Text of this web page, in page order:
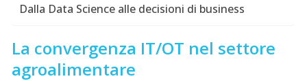
Dalla Data Science alle decisioni di business
La convergenza IT/OT nel settore
agroalimentare